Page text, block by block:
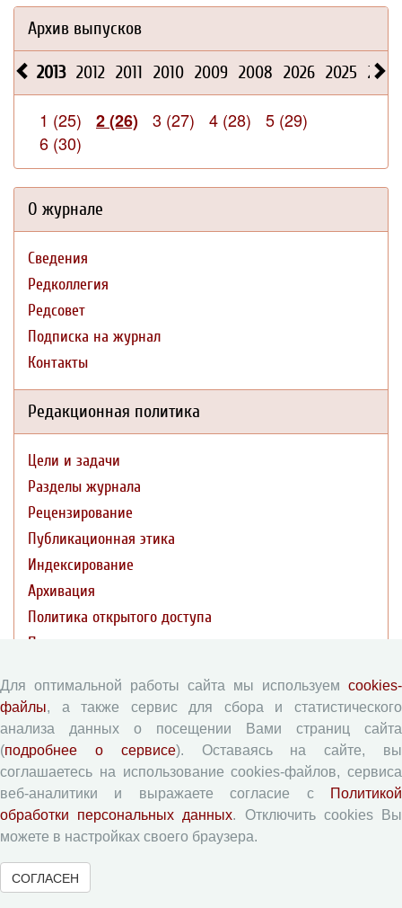
Архив выпусков
2013 2012 2011 2010 2009 2008 2026 2025 2024
1 (25) 2 (26) 3 (27) 4 (28)
5 (29)
6 (30)
О журнале
Сведения
Редколлегия
Редсовет
Подписка на журнал
Контакты
Редакционная политика
Цели и задачи
Разделы журнала
Рецензирование
Публикационная этика
Индексирование
Архивация
Политика открытого доступа
Политика раскрытия
Публикации
Текущий номер (Том 19, №3, 2026)
Архив
Рубрики
Авторы
Статьи
Поиск
Подборка статей
Для оптимальной работы сайта мы используем cookies-
файлы, а также сервис для сбора и статистического
анализа данных о посещении Вами страниц сайта
(подробнее о сервисе). Оставаясь на сайте, вы
соглашаетесь на использование cookies-файлов, сервиса
веб-аналитики и выражаете согласие с
Политикой
обработки персональных данных. Отключить cookies Вы
можете в настройках своего браузера.
СОГЛАСЕН